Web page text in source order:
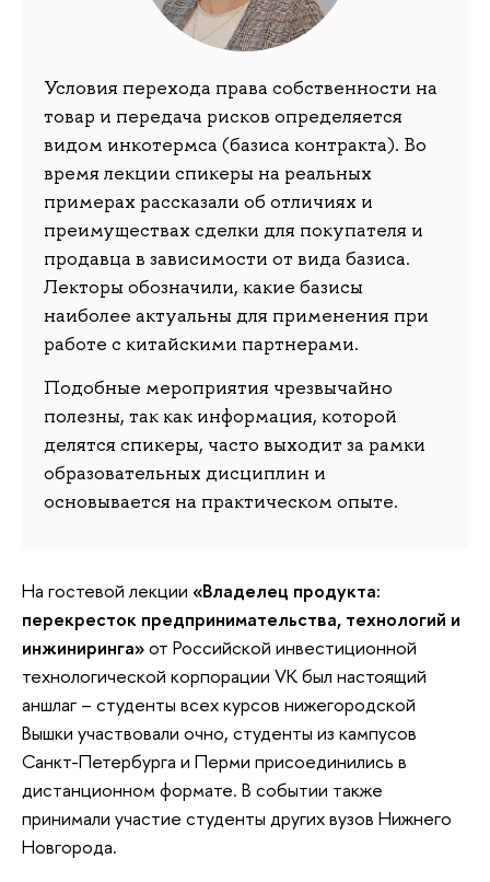
Условия перехода права собственности на
товар и передача рисков определяется
видом инкотермса (базиса контракта). Во
время лекции спикеры на реальных
примерах рассказали об отличиях и
преимуществах сделки для покупателя и
продавца в зависимости от вида базиса.
Лекторы обозначили, какие базисы
наиболее актуальны для применения при
работе с китайскими партнерами.
Подобные мероприятия чрезвычайно
полезны, так как информация, которой
делятся спикеры, часто выходит за рамки
образовательных дисциплин и
основывается на практическом опыте.
На гостевой лекции «Владелец продукта:
перекресток предпринимательства, технологий и
инжиниринга»от Российской инвестиционной
технологической корпорации VK был настоящий
аншлаг – студенты всех курсов нижегородской
Вышки участвовали очно, студенты из кампусов
Санкт-Петербурга и Перми присоединились в
дистанционном формате. В событии также
принимали участие студенты других вузов Нижнего
Новгорода.